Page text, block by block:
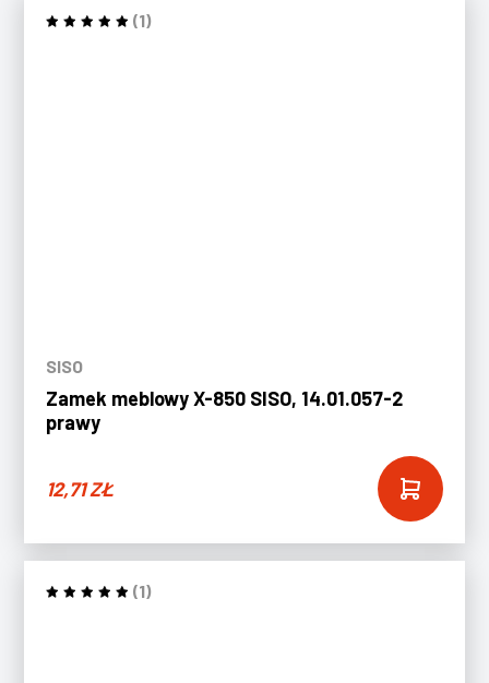
(1)
SISO
Zamek meblowy X-850 SISO, 14.01.057-2
prawy
12,71ZŁ
(1)